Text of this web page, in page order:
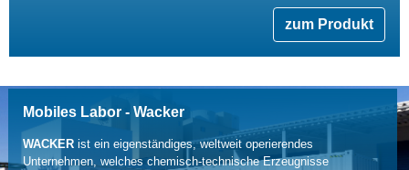
zum Produkt
Mobiles Labor - Wacker
WACKERist ein eigenständiges, weltweit operierendes
Unternehmen, welches chemisch-technische Erzeugnisse